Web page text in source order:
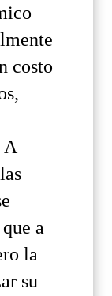
costo
A
a
la
su